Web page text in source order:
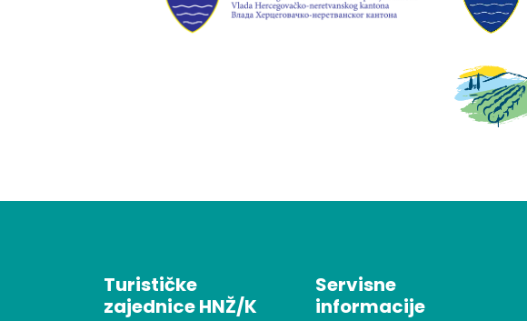
Turističke
zajednice HNŽ/K
Servisne
informacije